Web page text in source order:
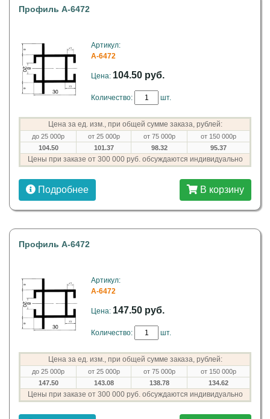
Профиль A-6472
Артикул:
A-6472
Цена: 104.50 руб.
Количество: шт.
Цена за ед. изм., при общей сумме заказа, рублей:
до 25 000р от 25 000р от 75 000р
от 150 000р
104.50
101.37 98.32 95.37
Цены при заказе от 300 000 руб. обсуждаются индивидуально
Подробнее В корзину
Профиль A-6472
Артикул:
A-6472
Цена: 147.50 руб.
Количество: шт.
Цена за ед. изм., при общей сумме заказа, рублей:
до 25 000р от 25 000р от 75 000р
от 150 000р
147.50
143.08 138.78 134.62
Цены при заказе от 300 000 руб. обсуждаются индивидуально